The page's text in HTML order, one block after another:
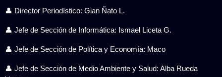
👤 Director Periodístico: Gian Ñato L.
👤 Jefe de Sección de Informática: Ismael Liceta G.
👤 Jefe de Sección de Política y Economía: Maco
👤 Jefe de Sección de Medio Ambiente y Salud: Alba Rueda